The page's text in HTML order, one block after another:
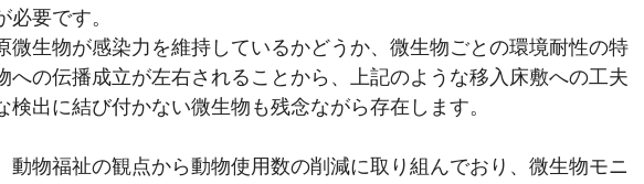
要です。
微生物が感染力を維持しているかどうか、微生物ごとの環境耐性の特
への伝播成立が左右されることから、上記のような移入床敷への工夫
検出に結び付かない微生物も残念ながら存在します。
動物福祉の観点から動物使用数の削減に取り組んでおり、微生物モニ